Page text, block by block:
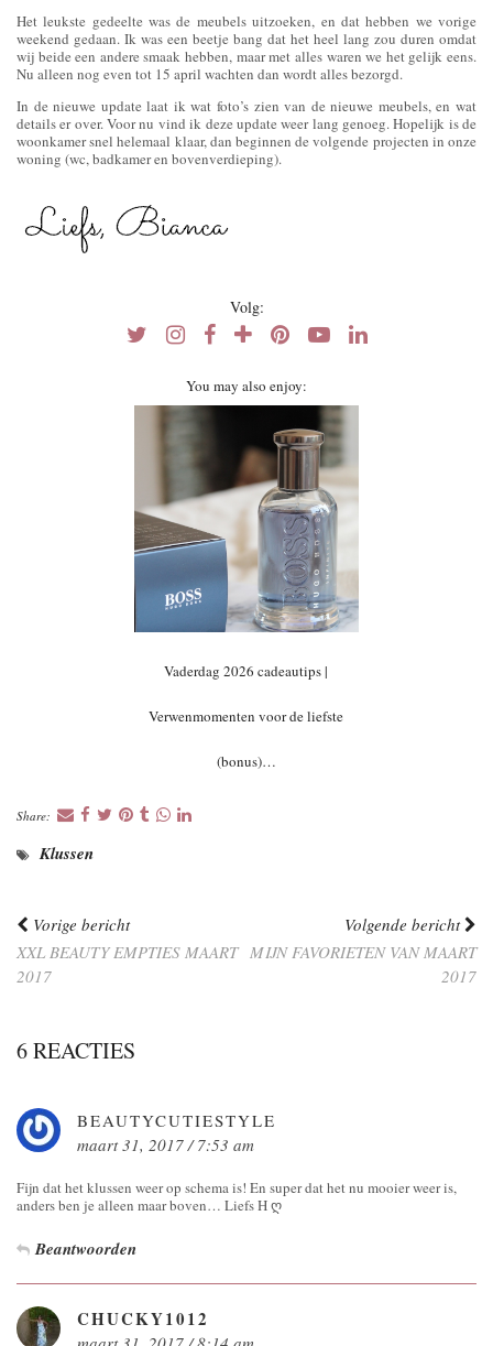
Het leukste gedeelte was de meubels uitzoeken, en dat hebben we vorige
weekend gedaan. Ik was een beetje bang dat het heel lang zou duren omdat
wij beide een andere smaak hebben, maar met alles waren we het gelijk eens.
Nu alleen nog even tot 15 april wachten dan wordt alles bezorgd.
In de nieuwe update laat ik wat foto’s zien van de nieuwe meubels, en wat
details er over. Voor nu vind ik deze update weer lang genoeg. Hopelijk is de
woonkamer snel helemaal klaar, dan beginnen de volgende projecten in onze
woning (wc, badkamer en bovenverdieping).
Volg:
You may also enjoy:
Vaderdag 2026 cadeautips |
Verwenmomenten voor de liefste
(bonus)…
Share:
Klussen
Vorige bericht
XXL BEAUTY EMPTIES MAART
2017
Volgende bericht
MIJN FAVORIETEN VAN MAART
2017
6 REACTIES
BEAUTYCUTIESTYLE
maart 31, 2017 / 7:53 am
Fijn dat het klussen weer op schema is! En super dat het nu mooier weer is,
anders ben je alleen maar boven… Liefs H ღ
Beantwoorden
CHUCKY1012